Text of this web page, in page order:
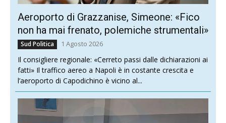
Aeroporto di Grazzanise, Simeone: «Fico
non ha mai frenato, polemiche strumentali»
Sud Politica 1 Agosto 2026
Il consigliere regionale: «Cerreto passi dalle dichiarazioni ai
fatti» Il traffico aereo a Napoli è in costante crescita e
l’aeroporto di Capodichino è vicino al...